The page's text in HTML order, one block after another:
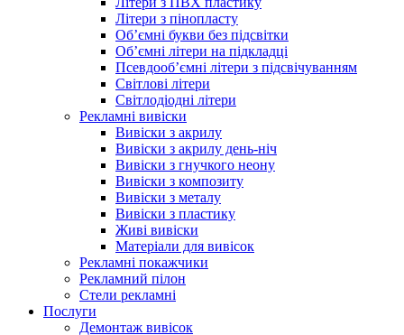
Літери з пінопласту
Об’ємні букви без підсвітки
Об’ємні літери на підкладці
Псевдооб’ємні літери з підсвічуванням
Світлові літери
Світлодіодні літери
Рекламні вивіски
Вивіски з акрилу
Вивіски з акрилу день-ніч
Вивіски з гнучкого неону
Вивіски з композиту
Вивіски з металу
Вивіски з пластику
Живі вивіски
Матеріали для вивісок
Рекламні покажчики
Рекламний пілон
Стели рекламні
Послуги
Демонтаж вивісок